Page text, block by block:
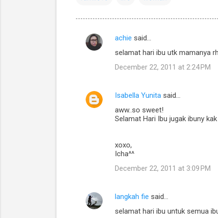
C
e
achie said…
selamat hari ibu utk mamanya
December 22, 2011 at 2:24 PM
Isabella Yunitasaid…
aww..so sweet!
Selamat Hari Ibu jugak ibuny kak
xoxo,
Icha^^
December 22, 2011 at 3:09 PM
langkah fie said…
selamat hari ibu untuk semua